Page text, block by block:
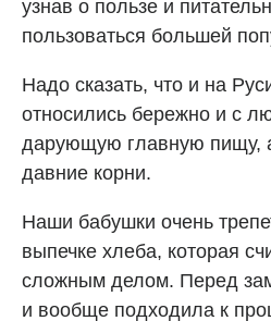
узнав о пользе и
пользоваться большей
Надо сказать, что и на
относились бережно и с
дарующую главную пищу,
давние корни.
Наши бабушки очень
выпечке хлеба, которая
сложным делом. Перед
и вообще подходила к